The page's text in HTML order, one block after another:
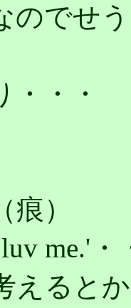
のでせ
・・
痕）
me.'
えると